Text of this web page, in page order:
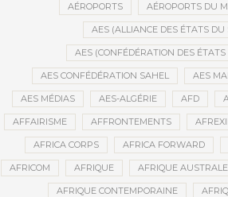
AÉROPORTS AÉROPORTS DU
AES (ALLIANCE DES ÉTATS DU
AES (CONFÉDÉRATION DES
AES CONFÉDÉRATION SAHEL AES
AES MÉDIAS AES-ALGÉRIE AFD
AFFAIRISME AFFRONTEMENTS
AFRICA CORPS AFRICA FORWARD
AFRICOM AFRIQUE AFRIQUE AUSTRALE
AFRIQUE CONTEMPORAINE